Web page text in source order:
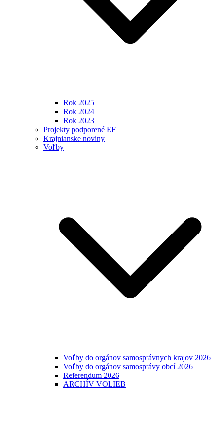
Rok 2025
Rok 2024
Rok 2023
Projekty podporené EF
Krajnianske noviny
Voľby
Voľby do orgánov samosprávnych krajov 2026
Voľby do orgánov samosprávy obcí 2026
Referendum 2026
ARCHÍV VOLIEB